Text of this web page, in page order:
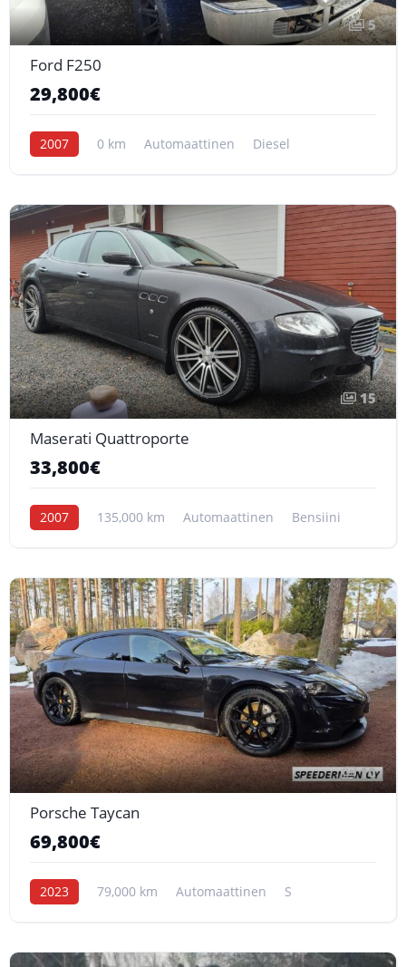
5
Ford F250
29,800€
2007 0 km Automaattinen Diesel
15
Maserati Quattroporte
33,800€
2007 135,000 km Automaattinen Bensiini
10
Porsche Taycan
69,800€
2023 79,000 km Automaattinen S